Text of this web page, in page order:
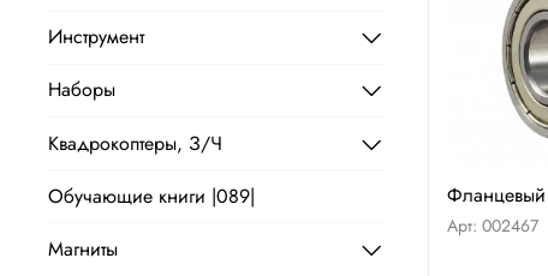
Арт: 002467
Инструмент
Наборы
Квадрокоптеры, З/Ч
Обучающие книги |089|
Магниты